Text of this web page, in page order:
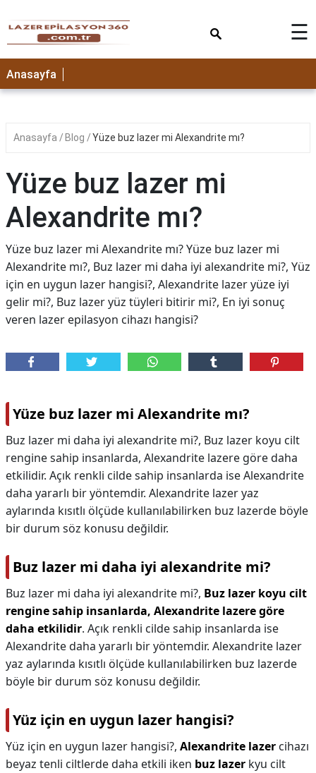
☰
Anasayfa
Anasayfa Blog Yüze buz lazer mi Alexandrite mı?
Yüze buz lazer mi
Alexandrite mı?
Yüze buz lazer mi Alexandrite mı? Yüze buz lazer mi
Alexandrite mı?, Buz lazer mi daha iyi alexandrite mi?, Yüz
için en uygun lazer hangisi?, Alexandrite lazer yüze iyi
gelir mi?, Buz lazer yüz tüyleri bitirir mi?, En iyi sonuç
veren lazer epilasyon cihazı hangisi?
Yüze buz lazer mi Alexandrite mı?
Buz lazer mi daha iyi alexandrite mi?, Buz lazer koyu cilt
rengine sahip insanlarda, Alexandrite lazere göre daha
etkilidir. Açık renkli cilde sahip insanlarda ise Alexandrite
daha yararlı bir yöntemdir. Alexandrite lazer yaz
aylarında kısıtlı ölçüde kullanılabilirken buz lazerde böyle
bir durum söz konusu değildir.
Buz lazer mi daha iyi alexandrite mi?
Buz lazer mi daha iyi alexandrite mi?, Buz lazer koyu cilt
rengine sahip insanlarda, Alexandrite lazere göre
daha etkilidir. Açık renkli cilde sahip insanlarda ise
Alexandrite daha yararlı bir yöntemdir. Alexandrite lazer
yaz aylarında kısıtlı ölçüde kullanılabilirken buz lazerde
böyle bir durum söz konusu değildir.
Yüz için en uygun lazer hangisi?
Yüz için en uygun lazer hangisi?, Alexandrite lazer cihazı
beyaz tenli ciltlerde daha etkili iken buz lazer kyu cilt